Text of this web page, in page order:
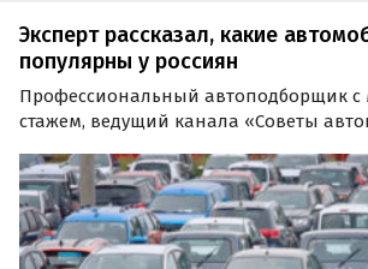
Эксперт рассказал, какие
популярны у россиян
Профессиональный автоподборщик с
стажем, ведущий канала «Советы
пробегом «Автокод» о том, какие
автомобили сейчас больше всего